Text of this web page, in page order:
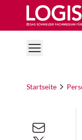
Logistik Online
Startseite